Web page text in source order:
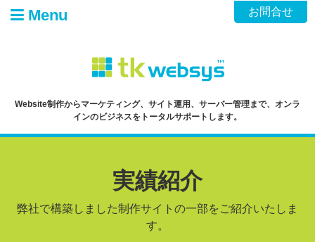
Skip
お問合せ
Website制作からマーケティング、サイト運用、サーバー管理まで、オンラ
インのビジネスをトータルサポートします。
Menu
実績紹介
弊社で構築しました制作サイトの一部をご紹介いたしま
す。